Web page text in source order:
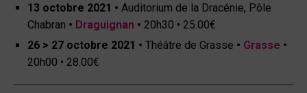
13 octobre 2021 • Auditorium de la Dracénie, Pôle
Chabran • Draguignan • 20h30 • 25.00€
26 > 27 octobre 2021 • Théâtre de Grasse • Grasse •
20h00 • 28.00€